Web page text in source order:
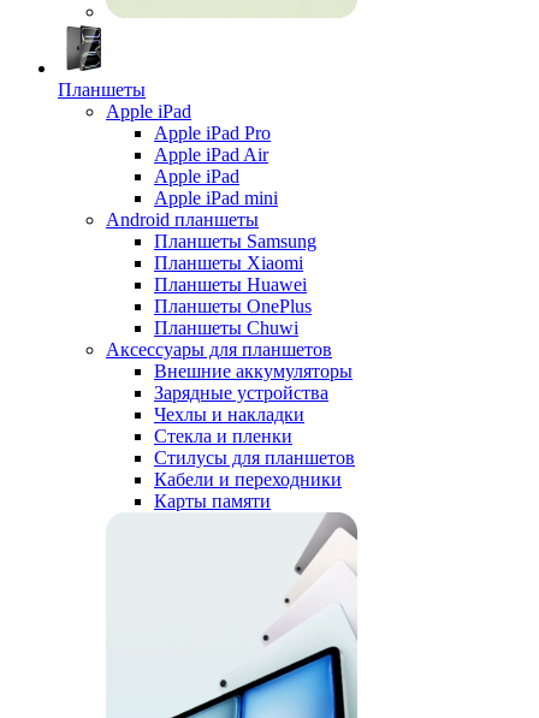
Планшеты
Apple iPad
Apple iPad Pro
Apple iPad Air
Apple iPad
Apple iPad mini
Android планшеты
Планшеты Samsung
Планшеты Xiaomi
Планшеты Huawei
Планшеты OnePlus
Планшеты Chuwi
Аксессуары для планшетов
Внешние аккумуляторы
Зарядные устройства
Чехлы и накладки
Стекла и пленки
Стилусы для планшетов
Кабели и переходники
Карты памяти